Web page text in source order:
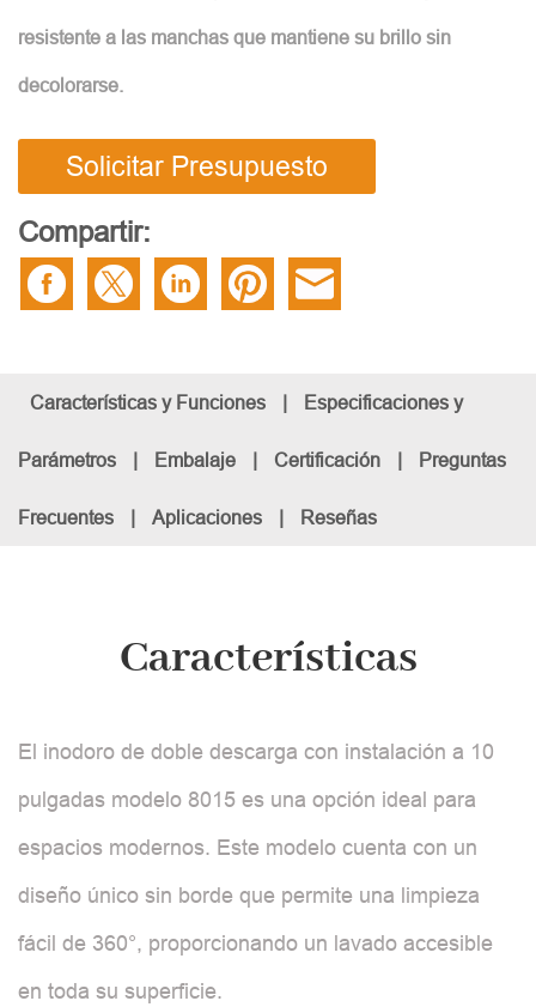
resistente a las manchas que mantiene su brillo sin
decolorarse.
Solicitar Presupuesto
Compartir:
Características y Funciones | Especificaciones y
Parámetros | Embalaje | Certificación | Preguntas
Frecuentes | Aplicaciones | Reseñas
Características
El inodoro de doble descarga con instalación a 10
pulgadas modelo 8015 es una opción ideal para
espacios modernos. Este modelo cuenta con un
diseño único sin borde que permite una limpieza
fácil de 360°, proporcionando un lavado accesible
en toda su superficie.